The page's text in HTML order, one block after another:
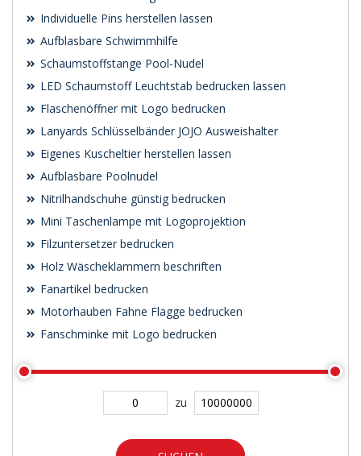
Individuelle Pins herstellen lassen
Aufblasbare Schwimmhilfe
Schaumstoffstange Pool-Nudel
LED Schaumstoff Leuchtstab bedrucken lassen
Flaschenöffner mit Logo bedrucken
Lanyards Schlüsselbänder JOJO Ausweishalter
Eigenes Kuscheltier herstellen lassen
Aufblasbare Poolnudel
Nitrilhandschuhe günstig bedrucken
Mini Taschenlampe mit Logoprojektion
Filzuntersetzer bedrucken
Holz Wäscheklammern beschriften
Fanartikel bedrucken
Motorhauben Fahne Flagge bedrucken
Fanschminke mit Logo bedrucken
zu